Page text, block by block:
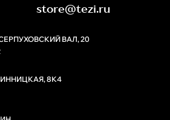
ВАЛ, 20
8К4
store@tezi.ru